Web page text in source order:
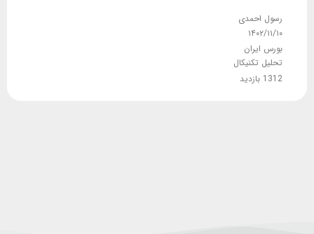
رسول احمدی
۱۴۰۲/۱۱/۱۰
بورس ایران
تحلیل تکنیکال
1312 بازدید